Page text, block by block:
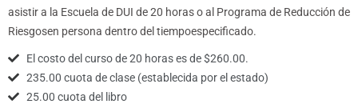
asistir a la Escuela de DUI de 20 horas o al Programa de Reducción de
Riesgosen persona dentro del tiempoespecificado.
El costo del curso de 20 horas es de $260.00.
235.00 cuota de clase (establecida por el estado)
25.00 cuota del libro